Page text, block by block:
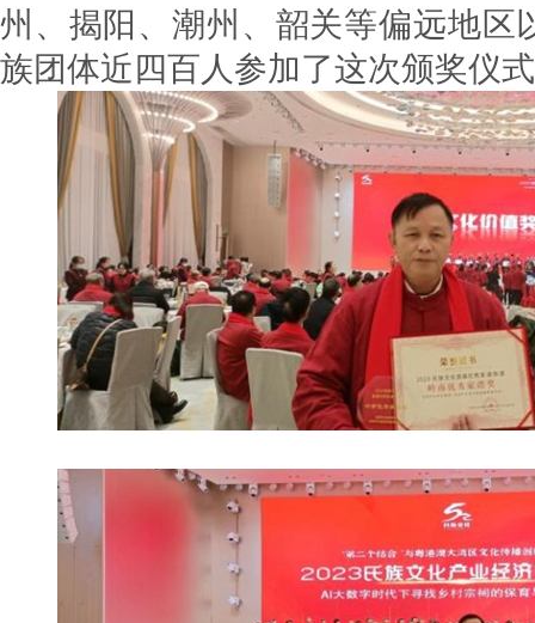
州、揭阳、潮州、韶关等偏远地区
族团体近四百人参加了这次颁奖仪